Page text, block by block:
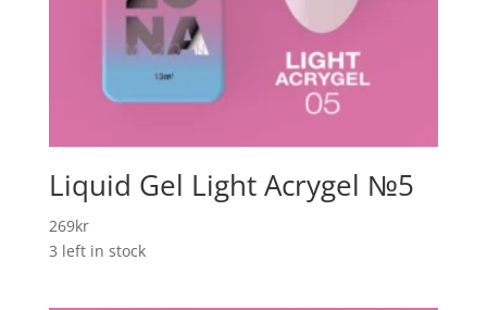
Liquid Gel Light Acrygel №5
269kr
3 left in stock